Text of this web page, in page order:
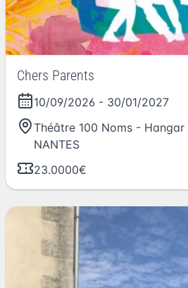
Chers Parents
10/09/2026 - 30/01/2027
Théâtre 100 Noms - Hangar
NANTES
23.0000€